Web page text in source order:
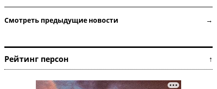
Смотреть предыдущие новости →
Рейтинг персон ↑